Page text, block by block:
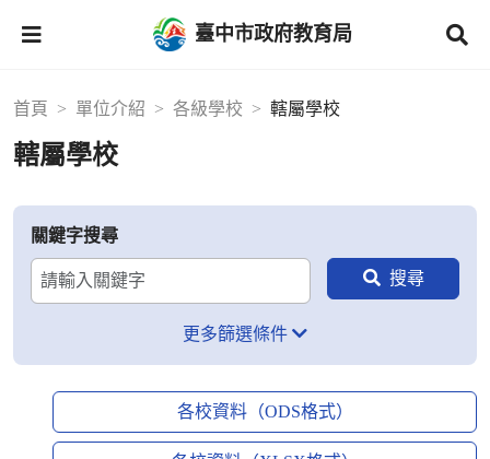
臺中市政府教育局
首頁 單位介紹 各級學校 轄屬學校
轄屬學校
關鍵字搜尋
更多篩選條件
各校資料（ODS格式）